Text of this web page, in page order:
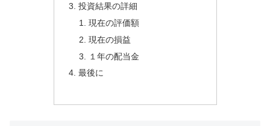
投資結果の詳細
現在の評価額
現在の損益
１年の配当金
最後に